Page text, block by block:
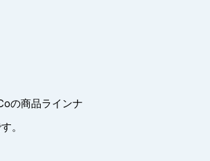
の商品ラインナ
。